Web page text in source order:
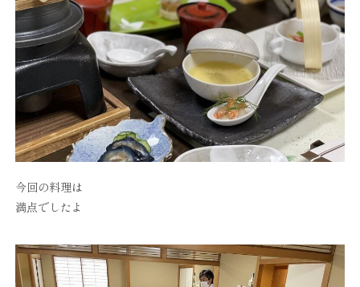
今回の料理は
満点でしたよ